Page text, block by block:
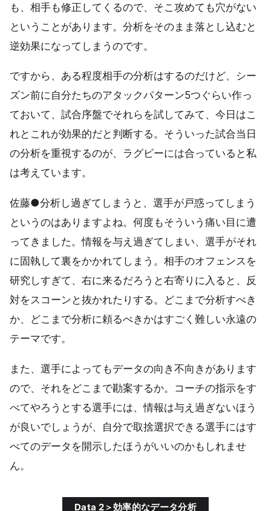
も、相手も修正してくるので、そこ攻めても穴がない
ということがあります。分析をそのまま落とし込むと
逆効果になってしまうのです。
ですから、ある程度相手の分析はするのだけど、シー
ズン前に自分たちのアタックパターン5つぐらい作っ
ておいて、試合序盤でそれらを試してみて、今日はこ
れとこれが効果的だと判断する。そういった試合当日
の分析を重視するのが、ラグビーには合っていると私
は考えています。
佐藤●分析し過ぎてしまうと、選手が戸惑ってしまう
というのはありますよね。何度もそういう痛い目に遭
ってきました。情報を与え過ぎてしまい、選手がそれ
に固執して裏をかかれてしまう。相手のオフェンスを
研究しすぎて、右に来るだろうと右寄りに入ると、反
対をスコーンと抜かれたりする。どこまで分析すべき
か、どこまで分析に頼るべきかはすごく難しい永遠の
テーマです。
また、選手によってもデータの向き不向きがあります
ので、それをどこまで勘案するか。コーチの指示をす
べてやろうとする選手には、情報は与え過ぎないほう
が良いでしょうが、自分で取捨選択できる選手にはす
べてのデータを開示したほうがいいのかもしれませ
ん。
Data 2＞効率的なデータ分析